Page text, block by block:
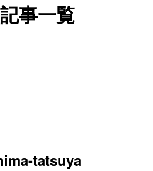
事一覧
tatsuya